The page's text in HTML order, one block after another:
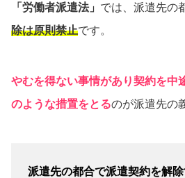
「労働者派遣法」 では、派遣先の
除は原則禁止です。
やむを得ない事情があり契約を中
のような措置をとるのが派遣先の
派遣先の都合で派遣契約を解